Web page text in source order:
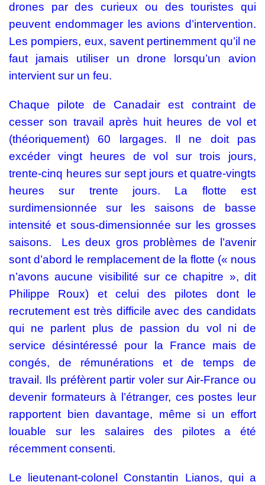
drones par des curieux ou des touristes qui
peuvent endommager les avions d’intervention.
Les pompiers, eux, savent pertinemment qu’il ne
faut jamais utiliser un drone lorsqu’un avion
intervient sur un feu.
Chaque pilote de Canadair est contraint de
cesser son travail après huit heures de vol et
(théoriquement) 60 largages. Il ne doit pas
excéder vingt heures de vol sur trois jours,
trente-cinq heures sur sept jours et quatre-vingts
heures sur trente jours. La flotte est
surdimensionnée sur les saisons de basse
intensité et sous-dimensionnée sur les grosses
saisons. Les deux gros problèmes de l’avenir
sont d’abord le remplacement de la flotte (« nous
n’avons aucune visibilité sur ce chapitre », dit
Philippe Roux) et celui des pilotes dont le
recrutement est très difficile avec des candidats
qui ne parlent plus de passion du vol ni de
service désintéressé pour la France mais de
congés, de rémunérations et de temps de
travail. Ils préfèrent partir voler sur Air-France ou
devenir formateurs à l’étranger, ces postes leur
rapportent bien davantage, même si un effort
louable sur les salaires des pilotes a été
récemment consenti.
Le lieutenant-colonel Constantin Lianos, qui a